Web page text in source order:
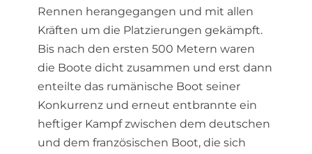
Rennen herangegangen und mit allen
Kräften um die Platzierungen gekämpft.
Bis nach den ersten 500 Metern waren
die Boote dicht zusammen und erst dann
enteilte das rumänische Boot seiner
Konkurrenz und erneut entbrannte ein
heftiger Kampf zwischen dem deutschen
und dem französischen Boot, die sich